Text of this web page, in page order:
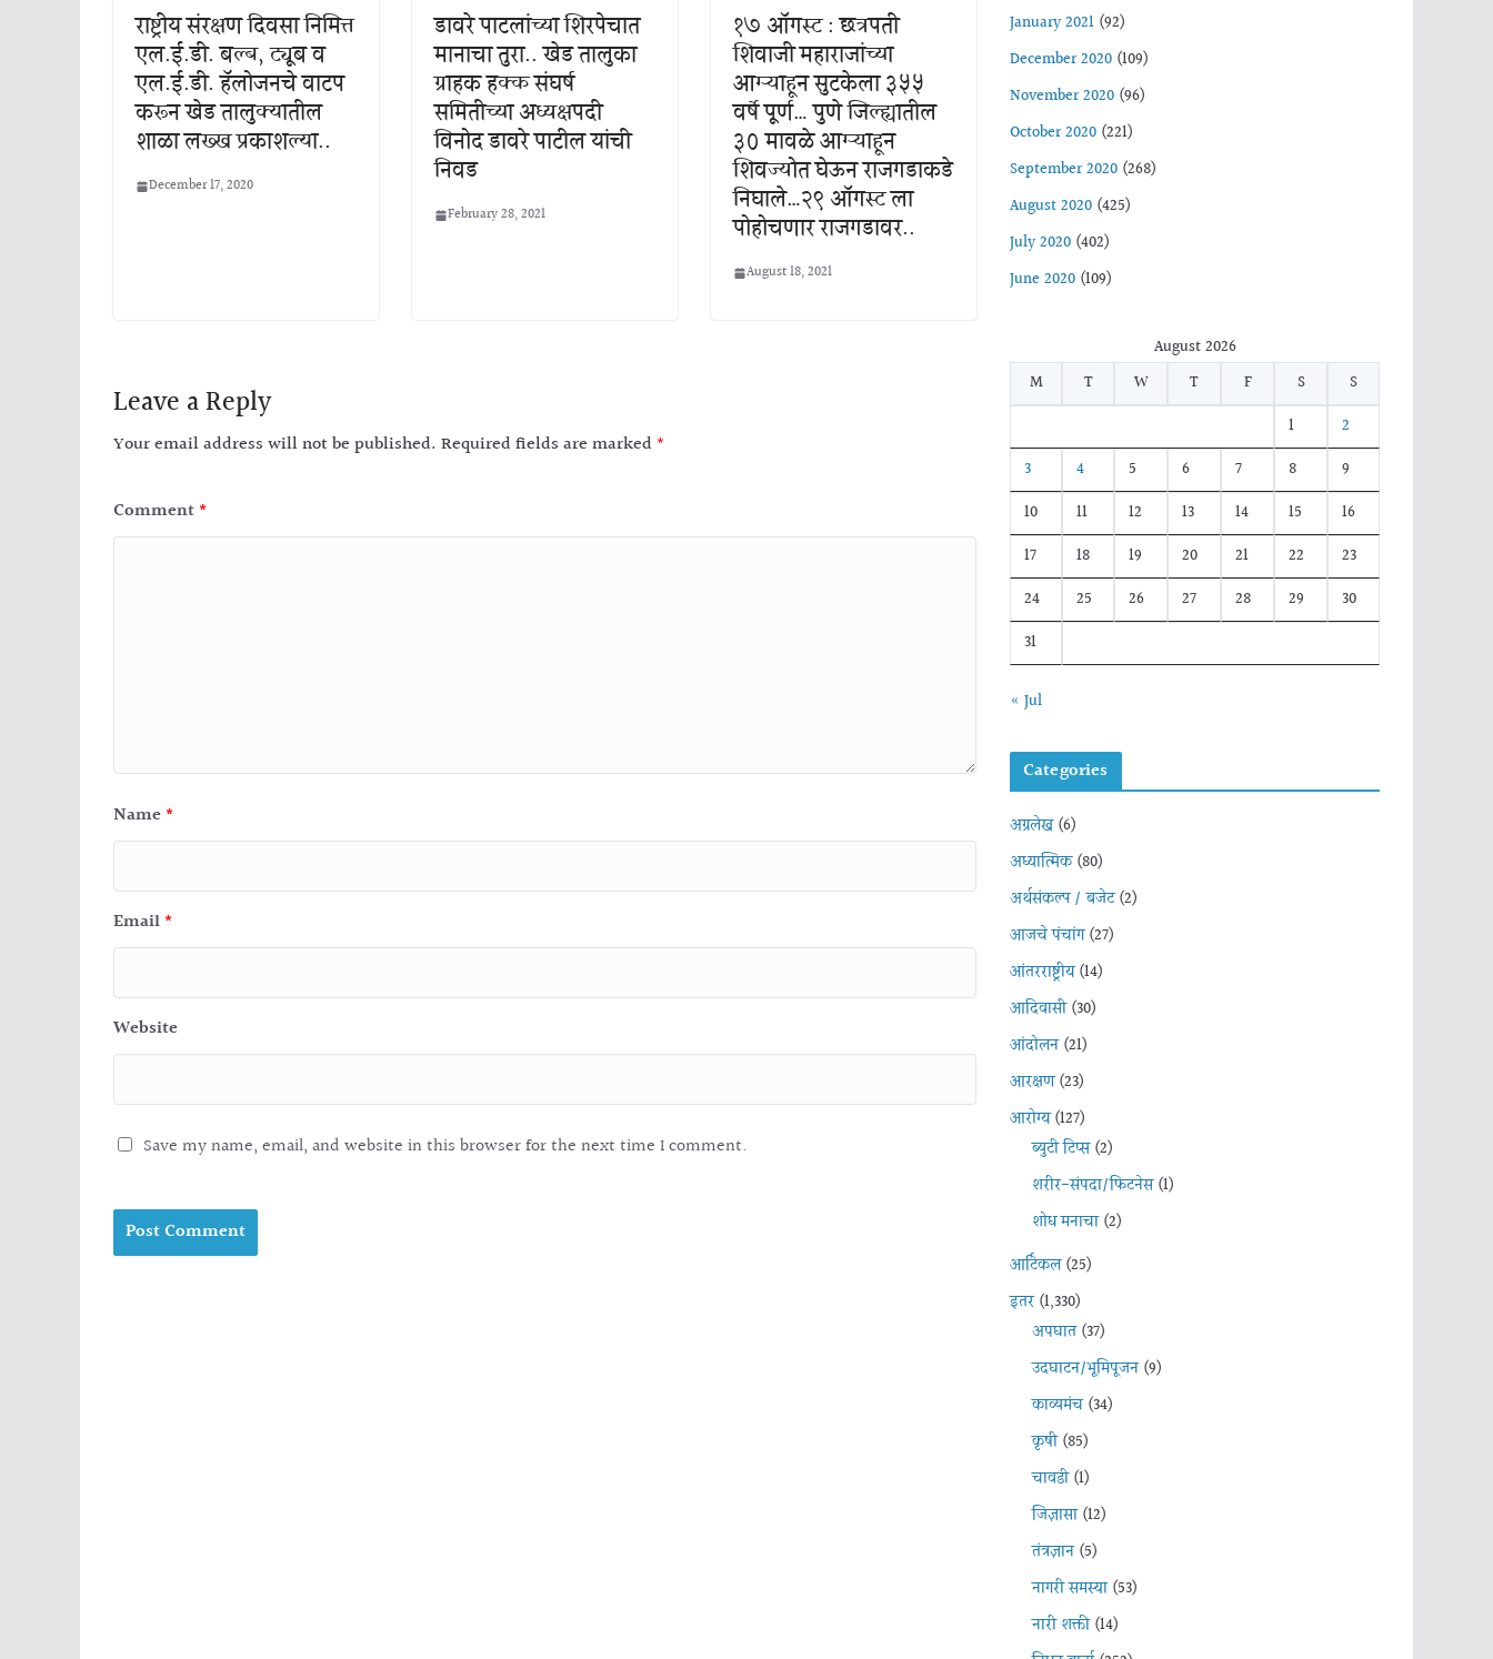
राष्ट्रीय संरक्षण दिवसा निमित्त
एल.ई.डी. बल्ब, ट्यूब व
एल.ई.डी. हॅलोजनचे वाटप
करून खेड तालुक्यातील
शाळा लख्ख प्रकाशल्या..
December 17, 2020
डावरे पाटलांच्या शिरपेचात
मानाचा तुरा.. खेड तालुका
ग्राहक हक्क संघर्ष
समितीच्या अध्यक्षपदी
विनोद डावरे पाटील यांची
निवड
February 28, 2021
१७ ऑगस्ट : छत्रपती
शिवाजी महाराजांच्या
आग्ऱ्याहून सुटकेला ३५५
वर्षे पूर्ण… पुणे जिल्ह्यातील
३० मावळे आग्ऱ्याहून
शिवज्योत घेऊन राजगडाकडे
निघाले…२९ ऑगस्ट ला
पोहोचणार राजगडावर..
August 18, 2021
Leave a Reply
Your email address will not be published. Required fields are marked *
Comment *
Name *
Email *
Website
Save my name, email, and website in this browser for the next time I comment.
January 2021 (92)
December 2020 (109)
November 2020 (96)
October 2020 (221)
September 2020 (268)
August 2020 (425)
July 2020 (402)
June 2020 (109)
August 2026
M
T W T F S
S
1
2
3
4 5 6 7 8
9
10
11 12 13 14 15
16
17
18 19 20 21 22
23
24
25 26 27 28 29
30
31
« Jul
Categories
अग्रलेख(6)
अध्यात्मिक(80)
अर्थसंकल्प / बजेट(2)
आजचे पंचांग(27)
आंतरराष्ट्रीय(14)
आदिवासी(30)
आंदोलन(21)
आरक्षण(23)
आरोग्य(127)
ब्युटी टिप्स(2)
शरीर-संपदा/फिटनेस(1)
शोध मनाचा(2)
आर्टिकल(25)
इतर(1,330)
अपघात(37)
उदघाटन/भूमिपूजन(9)
काव्यमंच(34)
कृषी(85)
चावडी(1)
जिज्ञासा(12)
तंत्रज्ञान(5)
नागरी समस्या(53)
नारी शक्ती(14)